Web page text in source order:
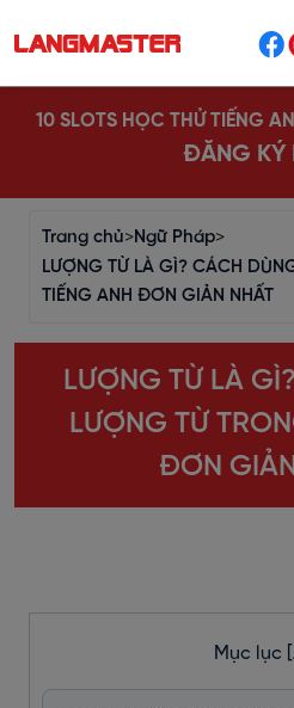
10 SLOTS HỌC THỬ TIẾNG
ĐĂNG KÝ
Trang chủ>Ngữ Pháp>
LƯỢNG TỪ LÀ GÌ? CÁCH
TIẾNG ANH ĐƠN GIẢN NHẤT
LƯỢNG TỪ LÀ
LƯỢNG TỪ
ĐƠN
Mục lục